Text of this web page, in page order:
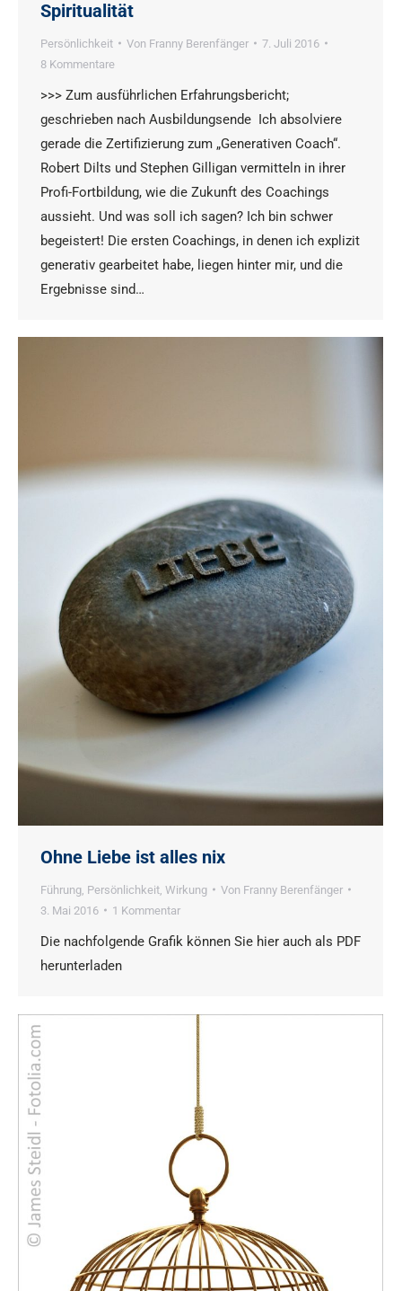
Spiritualität
Persönlichkeit Von Franny Berenfänger
7. Juli 2016
8 Kommentare
>>> Zum ausführlichen Erfahrungsbericht;
geschrieben nach Ausbildungsende Ich absolviere
gerade die Zertifizierung zum „Generativen Coach“.
Robert Dilts und Stephen Gilligan vermitteln in ihrer
Profi-Fortbildung, wie die Zukunft des Coachings
aussieht. Und was soll ich sagen? Ich bin schwer
begeistert! Die ersten Coachings, in denen ich explizit
generativ gearbeitet habe, liegen hinter mir, und die
Ergebnisse sind…
Ohne Liebe ist alles nix
Führung Persönlichkeit Wirkung Von Franny Berenfänger
3. Mai 2016
1 Kommentar
Die nachfolgende Grafik können Sie hier auch als PDF
herunterladen